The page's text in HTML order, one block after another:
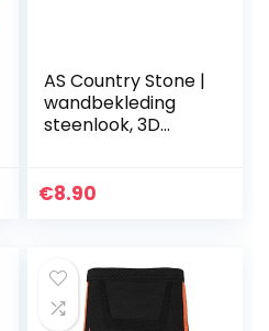
AS Country Stone |
wandbekleding
steenlook, 3D
paneel klinker-
€8.90